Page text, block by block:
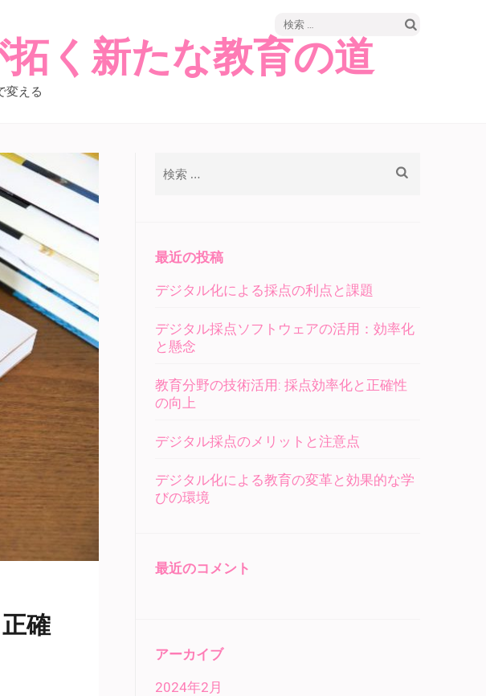
検
く新たな教育の道
変える
確
最近の投稿
デジタル化による採点の利点と課題
デジタル採点ソフトウェアの活用：効率化
と懸念
教育分野の技術活用: 採点効率化と正確性
の向上
デジタル採点のメリットと注意点
デジタル化による教育の変革と効果的な学
びの環境
最近のコメント
アーカイブ
2024年2月